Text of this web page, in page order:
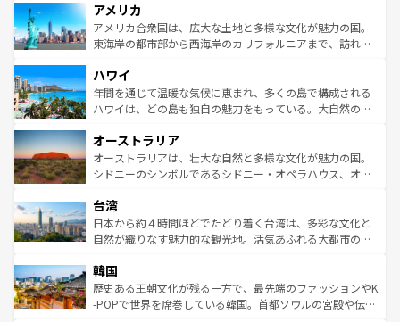
ンツ一覧を参照してほしい。
の建物がそのまま残る町や、スイスならではのユニークな
博物館もあり、アルプス観光だけでなく町歩きも満喫する
ことができる。国民の所得が高いため物価も高いが、旅行
ば市内交通費無料で観光を楽しむこともできる。 なお、新
着のスイス情報はコンテンツ一覧 を参照してほしい。
アメリカ
アメリカ合衆国は、広大な土地と多様な文化が魅力の国。
東海岸の都市部から西海岸のカリフォルニアまで、訪れる
のような巨大都市は、観光、ショッピング、エンターテイ
ンメントが詰まった刺激的なスポットだ。一方、アメリカ
西部には大自然が広がり、グランドキャニオンやイエロー
部のニューオーリンズでは、音楽と美食が融合した独特の
文化が魅力。旅行者はアメリカの各地域で異なる魅力を楽
しみながら、その多様性と豊かな歴史を感じることができ
ならではの贅沢な旅のスタイルだ。 なお、新着のアメリカ
情報はコンテンツ一覧を参照してほしい。
ハワイ
年間を通じて温暖な気候に恵まれ、多くの島で構成される
ハワイは、どの島も独自の魅力をもっている。大自然の神
ワイ島は見逃せない。また、定番の観光地といえばオアフ
島だが、静かな自然を求めるならマウイ島やカウアイ島が
おすすめ。エメラルドグリーンに輝く海をはじめ、豊かな
れるおもてなしの心で訪れる人々を迎えてくれるハワイの
人々、おいしいローカルフードやハワイアンミュージッ
ク、伝統的なフラダンスなど、すべてがハワイの魅力を彩
ワイを、存分に味わってほしい。 なお、新着のハワイ情報
はコンテンツ一覧を参照してほしい。
オーストラリア
オーストラリアは、壮大な自然と多様な文化が魅力の国。
シドニーのシンボルであるシドニー・オペラハウス、オー
リアリーフや大陸中央部にそびえるウルル（エアーズロッ
ク）、タスマニアの美しい原生林やケアンズの熱帯雨林な
ど、見どころがたくさん。また、カフェやワイン、オージ
いる。アクティビティも充実しており、サーフィンやダイ
ビング、ハイキングなど、アウトドア好きにはたまらな
い。オーストラリアの多彩な魅力を存分に味わいつくそ
台湾
日本から約４時間ほどでたどり着く台湾は、多彩な文化と
自然が織りなす魅力的な観光地。活気あふれる大都市の台
ン）、静ひつな山岳地帯である台湾東部など、都市の喧騒
と山間の静けさが共存しており、訪れる人に新しい発見と
驚きをもたらしてくれる。また、奥深い台湾の食文化も魅
韓国
歴史ある王朝文化が残る一方で、最先端のファッションやK
-POPで世界を席巻している韓国。首都ソウルの宮殿や伝統